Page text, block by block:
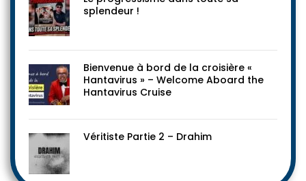
splendeur !
Bienvenue à bord de la croisière «
Hantavirus » – Welcome Aboard the
Hantavirus Cruise
Véritiste Partie 2 – Drahim